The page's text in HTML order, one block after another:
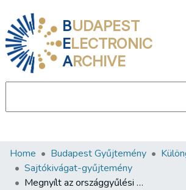
BUDAPEST
ELECTRONIC
ARCHIVE
Communities & Collections
All of DSpace
Home Budapest Gyűjtemény
Sajtókivágat-gyűjtemény
Megnyílt az országgyűlési könyvtár